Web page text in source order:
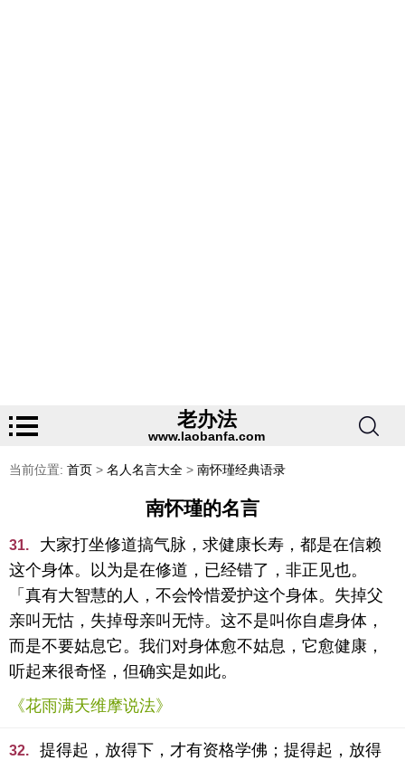
老办法
www.laobanfa.com
当前位置: 首页 > 名人名言大全 > 南怀瑾经典语录
南怀瑾的名言
31.
大家打坐修道搞气脉，求健康长寿，都是在信赖
这个身体。以为是在修道，已经错了，非正见也。
「真有大智慧的人，不会怜惜爱护这个身体。失掉父
亲叫无怙，失掉母亲叫无恃。这不是叫你自虐身体，
而是不要姑息它。我们对身体愈不姑息，它愈健康，
听起来很奇怪，但确实是如此。
《花雨满天维摩说法》
32.
提得起，放得下，才有资格学佛；提得起，放得